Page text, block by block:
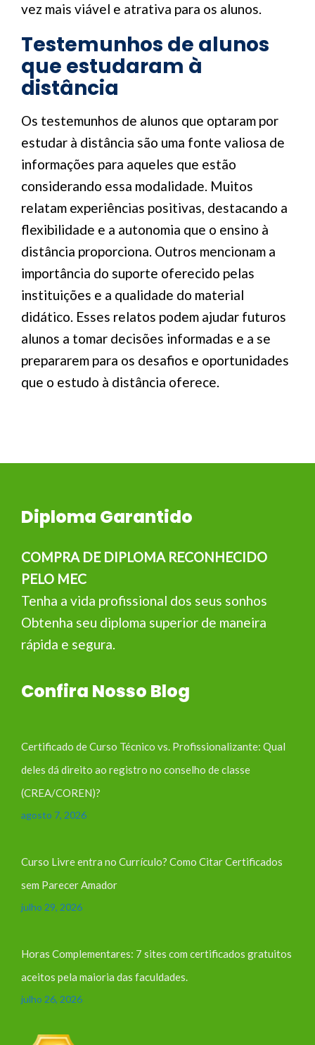
vez mais viável e atrativa para os alunos.
Testemunhos de alunos
que estudaram à
distância
Os testemunhos de alunos que optaram por
estudar à distância são uma fonte valiosa de
informações para aqueles que estão
considerando essa modalidade. Muitos
relatam experiências positivas, destacando a
flexibilidade e a autonomia que o ensino à
distância proporciona. Outros mencionam a
importância do suporte oferecido pelas
instituições e a qualidade do material
didático. Esses relatos podem ajudar futuros
alunos a tomar decisões informadas e a se
prepararem para os desafios e oportunidades
que o estudo à distância oferece.
Diploma Garantido
COMPRA DE DIPLOMA RECONHECIDO
PELO MEC
Tenha a vida profissional dos seus sonhos
Obtenha seu diploma superior de maneira
rápida e segura.
Confira Nosso Blog
Certificado de Curso Técnico vs. Profissionalizante: Qual
deles dá direito ao registro no conselho de classe
(CREA/COREN)?
agosto 7, 2026
Curso Livre entra no Currículo? Como Citar Certificados
sem Parecer Amador
julho 29, 2026
Horas Complementares: 7 sites com certificados gratuitos
aceitos pela maioria das faculdades.
julho 26, 2026